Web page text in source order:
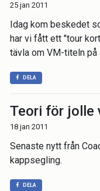
25 jan 2011
Idag kom beskedet
har vi fått ett "tour
tävla om VM-titeln på
DELA
Teori för jolle
18 jan 2011
Senaste nytt från
kappsegling.
DELA